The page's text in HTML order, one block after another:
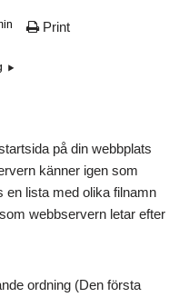
Print
på din webbplats
känner igen som
en lista med olika filnamn
webbservern letar efter
ordning (Den första